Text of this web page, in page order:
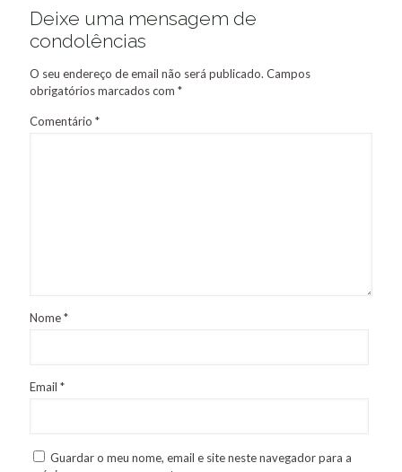
Deixe uma mensagem de
condolências
O seu endereço de email não será publicado. Campos
obrigatórios marcados com *
Comentário *
Nome*
Email *
Guardar o meu nome, email e site neste navegador para a